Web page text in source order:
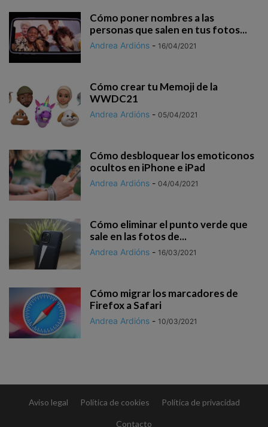
Cómo poner nombres a las
personas que salen en tus fotos...
Andrea Ardións - 16/04/2021
Cómo crear tu Memoji de la
WWDC21
Andrea Ardións - 05/04/2021
Cómo desbloquear los emoticonos
ocultos en iPhone e iPad
Andrea Ardións - 04/04/2021
Cómo eliminar el punto verde que
sale en las fotos de...
Andrea Ardións - 16/03/2021
Cómo migrar los marcadores de
Firefox a Safari
Andrea Ardións - 10/03/2021
Aviso legal Política de cookies Política de privacidad
Contacto